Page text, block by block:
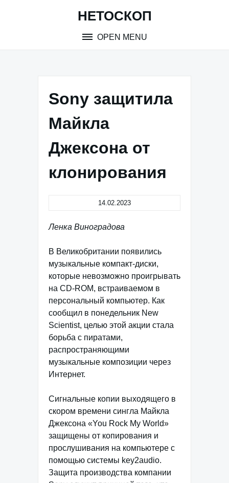
НЕТОСКОП
OPEN MENU
Sony защитила
Майкла
Джексона от
клонирования
14.02.2023
Ленка Виноградова
В Великобритании появились
музыкальные компакт-диски,
которые невозможно проигрывать
на CD-ROM, встраиваемом в
персональный компьютер. Как
сообщил в понедельник New
Scientist, целью этой акции стала
борьба с пиратами,
распространяющими
музыкальные композиции через
Интернет.
Сигнальные копии выходящего в
скором времени сингла Майкла
Джексона «You Rock My World»
защищены от копирования и
прослушивания на компьютере с
помощью системы key2audio.
Защита производства компании